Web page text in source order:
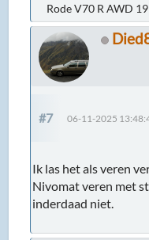
Rode V70 R AWD
#7 06-11-2025
Ik las het als veren
Nivomat veren met
inderdaad niet.